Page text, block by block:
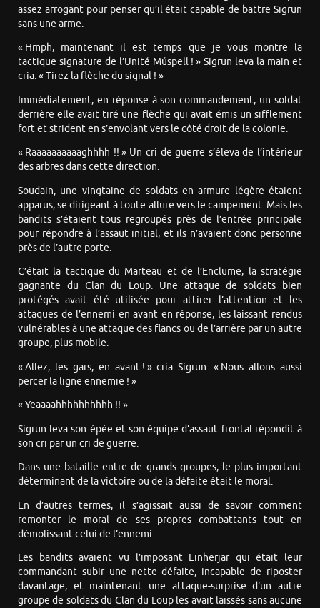
assez arrogant pour penser qu’il était capable de battre Sigrun
sans une arme.
« Hmph, maintenant il est temps que je vous montre la
tactique signature de l’Unité Múspell ! » Sigrun leva la main et
cria. « Tirez la flèche du signal ! »
Immédiatement, en réponse à son commandement, un soldat
derrière elle avait tiré une flèche qui avait émis un sifflement
fort et strident en s’envolant vers le côté droit de la colonie.
« Raaaaaaaaaaghhhh !! » Un cri de guerre s’éleva de l’intérieur
des arbres dans cette direction.
Soudain, une vingtaine de soldats en armure légère étaient
apparus, se dirigeant à toute allure vers le campement. Mais les
bandits s’étaient tous regroupés près de l’entrée principale
pour répondre à l’assaut initial, et ils n’avaient donc personne
près de l’autre porte.
C’était la tactique du Marteau et de l’Enclume, la stratégie
gagnante du Clan du Loup. Une attaque de soldats bien
protégés avait été utilisée pour attirer l’attention et les
attaques de l’ennemi en avant en réponse, les laissant rendus
vulnérables à une attaque des flancs ou de l’arrière par un autre
groupe, plus mobile.
« Allez, les gars, en avant ! » cria Sigrun. « Nous allons aussi
percer la ligne ennemie ! »
« Yeaaaahhhhhhhhhh !! »
Sigrun leva son épée et son équipe d’assaut frontal répondit à
son cri par un cri de guerre.
Dans une bataille entre de grands groupes, le plus important
déterminant de la victoire ou de la défaite était le moral.
En d’autres termes, il s’agissait aussi de savoir comment
remonter le moral de ses propres combattants tout en
démolissant celui de l’ennemi.
Les bandits avaient vu l’imposant Einherjar qui était leur
commandant subir une nette défaite, incapable de riposter
davantage, et maintenant une attaque-surprise d’un autre
groupe de soldats du Clan du Loup les avait laissés sans aucune